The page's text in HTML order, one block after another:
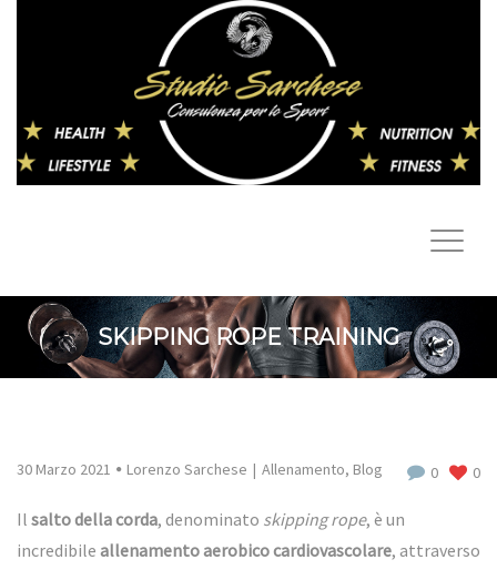
SKIPPING ROPE TRAINING
30 Marzo 2021 Lorenzo Sarchese Allenamento, Blog 0 0
Il salto della corda, denominato skipping rope, è un
incredibile allenamento aerobico cardiovascolare, attraverso